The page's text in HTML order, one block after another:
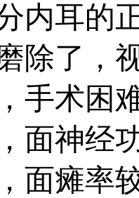
内耳的
除了，
手术困
面神经
面瘫率